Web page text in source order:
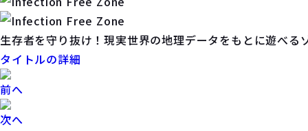
生存者を守り抜け！現実世界の地理データをもとに遊べる
タイトルの詳細
前へ
次へ